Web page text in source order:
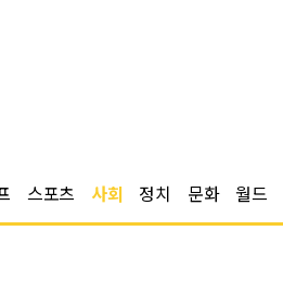
스포츠 사회 정치 문화 월드